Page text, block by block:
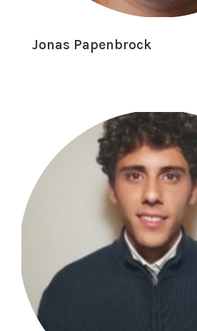
Jonas Papenbrock